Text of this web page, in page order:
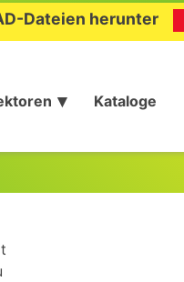
Dateien herunter
Kataloge